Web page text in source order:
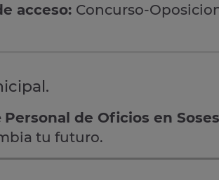
acceso: Concurso-
Personal de Oficios en Soses
tu futuro.